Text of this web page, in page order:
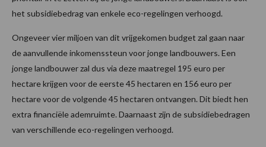
het subsidiebedrag van enkele eco-regelingen verhoogd.
Ongeveer vier miljoen van dit vrijgekomen budget zal gaan naar
de aanvullende inkomenssteun voor jonge landbouwers. Een
jonge landbouwer zal dus via deze maatregel 195 euro per
hectare krijgen voor de eerste 45 hectaren en 156 euro per
hectare voor de volgende 45 hectaren ontvangen. Dit biedt hen
extra financiële ademruimte. Daarnaast zijn de subsidiebedragen
van verschillende eco-regelingen verhoogd.